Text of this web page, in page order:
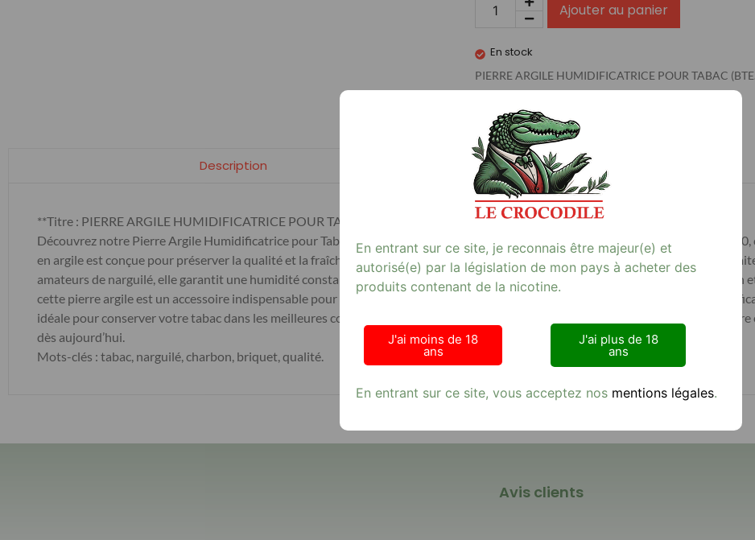
Ajouter au panier
En stock
PIERRE ARGILE HUMIDIFICATRICE POUR TABAC
…
Description
**Titre : PIERRE ARGILE HUMIDIFICATRICE POUR TABAC (BTE.20)**
Découvrez notre Pierre Argile Humidificatrice pour Tabac, idéale pour maintenir votre tabac à la perfection. Vendue en boîte de
en argile est conçue pour préserver la qualité et la fraîcheur de votre tabac, offrant une expérience de fumage incomparable.
amateurs de narguilé, elle garantit une humidité constante, essentielle pour un tabac de qualité. En complément de votre charbon
cette pierre argile est un accessoire indispensable pour tous les fumeurs soucieux de la qualité de leur tabac. Facile à utiliser et
idéale pour conserver votre tabac dans les meilleures conditions. Investissez dans cette humidificatrice en argile et améliorez votre
dès aujourd’hui.
Mots-clés : tabac, narguilé, charbon, briquet, qualité.
Avis clients
En entrant sur ce site, je reconnais être majeur(e) et
autorisé(e) par la législation de mon pays à acheter des
produits contenant de la nicotine.
J'ai moins de 18
ans
J'ai plus de 18
ans
En entrant sur ce site, vous acceptez nos mentions légales.